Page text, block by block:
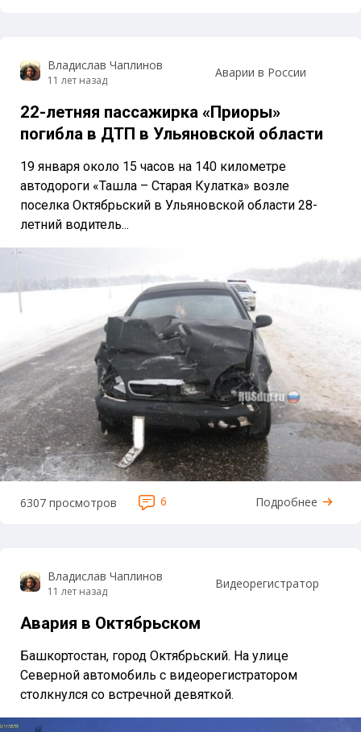
Владислав Чаплинов
11 лет назад Аварии в России
22-летняя пассажирка «Приоры»
погибла в ДТП в Ульяновской области
19 января около 15 часов на 140 километре
автодороги «Ташла – Старая Кулатка» возле
поселка Октябрьский в Ульяновской области 28-
летний водитель...
6307 просмотров 6 Подробнее
Владислав Чаплинов
11 лет назад Видеорегистратор
Авария в Октябрьском
Башкортостан, город Октябрьский. На улице
Северной автомобиль с видеорегистратором
столкнулся со встречной девяткой.